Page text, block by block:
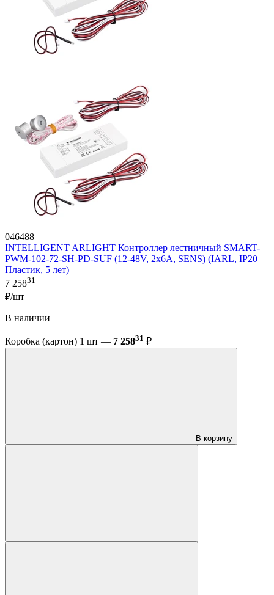
046488
INTELLIGENT ARLIGHT Контроллер лестничный SMART-
PWM-102-72-SH-PD-SUF (12-48V, 2x6A, SENS) (IARL, IP20
Пластик, 5 лет)
7 25831
₽/шт
В наличии
Коробка (картон) 1 шт — 7 25831 ₽
В корзину